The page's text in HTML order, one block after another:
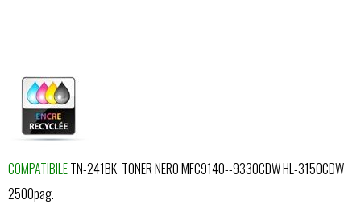
COMPATIBILETN-241BK TONER NERO MFC9140--9330CDW HL-3150CDW
2500pag.